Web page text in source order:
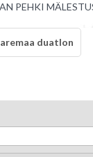
PEHKI
duatlon